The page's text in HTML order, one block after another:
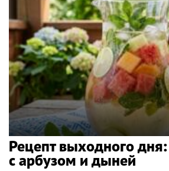
Рецепт выходного дня:
с арбузом и дыней